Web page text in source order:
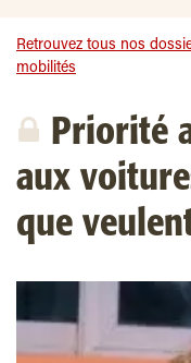
Retrouvez tous nos
mobilités
Priorité
aux
que